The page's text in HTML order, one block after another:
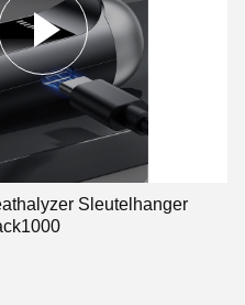
Sleutelhanger